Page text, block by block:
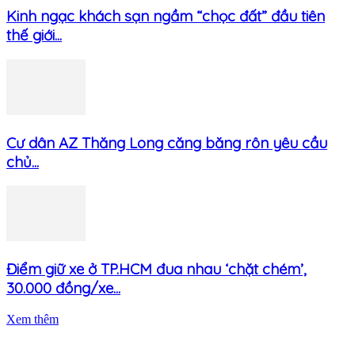
Kinh ngạc khách sạn ngầm “chọc đất” đầu tiên
thế giới...
Cư dân AZ Thăng Long căng băng rôn yêu cầu
chủ...
Điểm giữ xe ở TP.HCM đua nhau ‘chặt chém’,
30.000 đồng/xe...
Xem thêm